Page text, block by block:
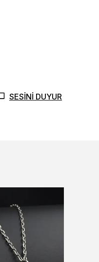
SESİNİ DUYUR